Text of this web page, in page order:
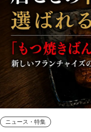
ニュース・特集